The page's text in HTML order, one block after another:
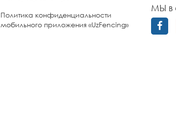
Политика конфиденциальности
мобильного приложения «UzFencing»
МЫ в